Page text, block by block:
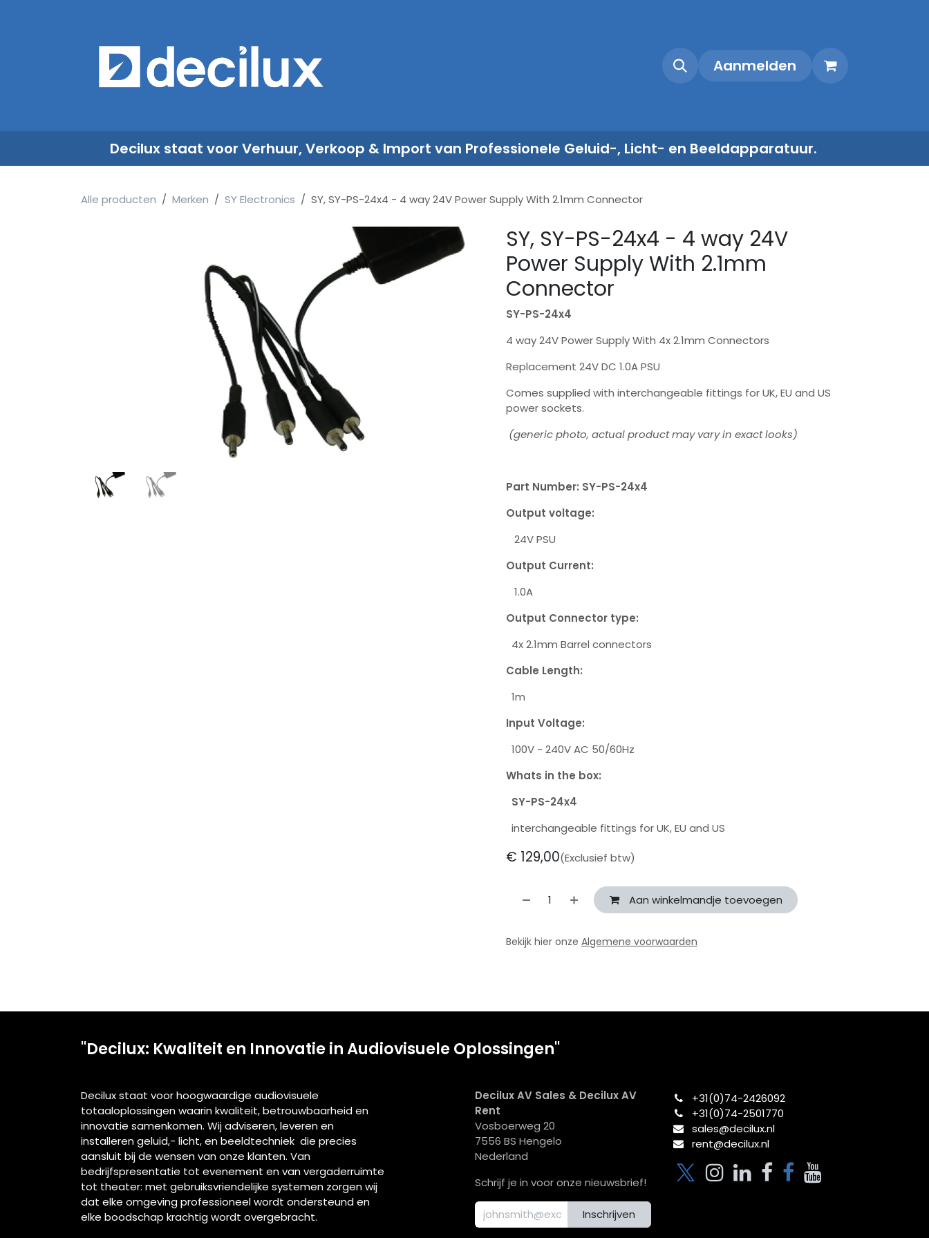
ContactAanmelden
Decilux staat voor Verhuur, Verkoop & Import van Professionele Geluid-, Licht- en Beeldapparatuur.
Alle producten Merken SY Electronics SY, SY-PS-24x4 - 4 way 24V Power Supply With 2.1mm Connector
SY, SY-PS-24x4 - 4 way 24V
Power Supply With 2.1mm
Connector
SY-PS-24x4
4 way 24V Power Supply With 4x 2.1mm Connectors
Replacement 24V DC 1.0A PSU
Comes supplied with interchangeable fittings for UK, EU and US
power sockets.
(generic photo, actual product may vary in exact looks)
Part Number: SY-PS-24x4
Output voltage:
24V PSU
Output Current:
1.0A
Output Connector type:
4x 2.1mm Barrel connectors
Cable Length:
1m
Input Voltage:
100V - 240V AC 50/60Hz
Whats in the box:
SY-PS-24x4
interchangeable fittings for UK, EU and US
€ 129,00(Exclusief btw)
Aan winkelmandje toevoegen
Bekijk hier onze Algemene voorwaarden
"Decilux: Kwaliteit en Innovatie in Audiovisuele Oplossingen"
Decilux staat voor hoogwaardige audiovisuele
totaaloplossingen waarin kwaliteit, betrouwbaarheid en
innovatie samenkomen. Wij adviseren, leveren en
installeren geluid,- licht, en beeldtechniek die precies
aansluit bij de wensen van onze klanten. Van
bedrijfspresentatie tot evenement en van vergaderruimte
tot theater: met gebruiksvriendelijke systemen zorgen wij
dat elke omgeving professioneel wordt ondersteund en
elke boodschap krachtig wordt overgebracht.
Decilux AV Sales & Decilux AV
Rent
Vosboerweg 20
7556 BS Hengelo
Nederland
Schrijf je in voor onze nieuwsbrief!
Inschrijven
+31(0)74-2426092​
+31(0)74-2501770
sales@decilux.nl
rent@decilux.nl